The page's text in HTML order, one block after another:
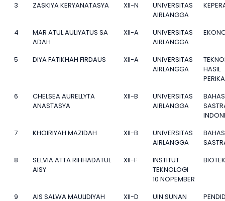
3 ZASKIYA KERYANATASYA XII-N
UNIVERSITAS
AIRLANGGA
4
MAR ATUL AULIYATUS SA
ADAH
XII-A
UNIVERSITAS
AIRLANGGA
5 DIYA FATIKHAH FIRDAUS XII-A
UNIVERSITAS
AIRLANGGA
HASIL
6
CHELSEA AURELLYTA
ANASTASYA
XII-B
UNIVERSITAS
AIRLANGGA
7
KHOIRIYAH MAZIDAH XII-B
UNIVERSITAS
AIRLANGGA
8
SELVIA ATTA RIHHADATUL
AISY
XII-F
INSTITUT
TEKNOLOGI
10 NOPEMBER
9 AIS SALWA MAULIDIYAH XII-D
UIN SUNAN